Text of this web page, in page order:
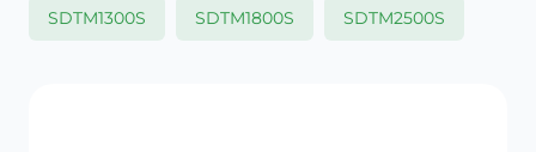
SDTM1300S SDTM1800S SDTM2500S